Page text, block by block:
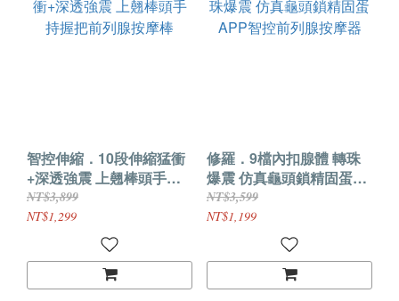
智控伸縮．10段伸縮猛衝
+深透強震 上翹棒頭手持
握把前列腺按摩棒
NT$3,899
NT$1,299
修羅．9檔內扣腺體 轉珠
爆震 仿真龜頭鎖精固蛋
APP智控前列腺按摩器
NT$3,599
NT$1,199